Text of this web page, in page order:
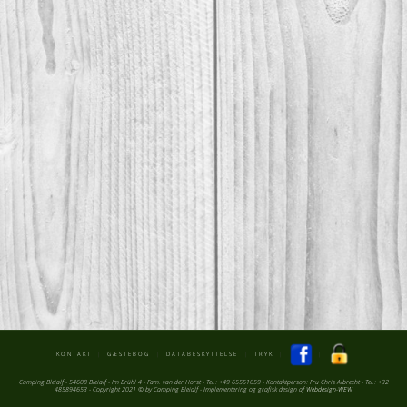
KONTAKT GÆSTEBOG DATABESKYTTELSE TRYK
Camping Bleialf - 54608 Bleialf - Im Brühl 4 - Fam. van der Horst - Tel.: +49 65551059 - Kontaktperson: Fru Chris Albrecht - Tel.: +32
485894653 - Copyright 2021 © by Camping Bleialf - Implementering og grafisk design afWebdesign-WEW